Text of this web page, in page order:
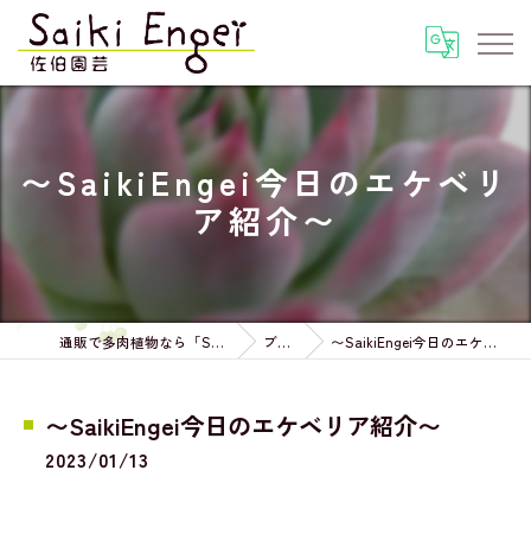
〜SaikiEngei今日のエケベリ
ア紹介〜
通販で多肉植物なら「Saiki Engei」 ブログ 〜SaikiEngei今日のエケベリア紹介〜
〜SaikiEngei今日のエケベリア紹介〜
2023/01/13